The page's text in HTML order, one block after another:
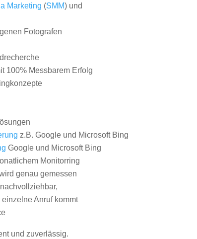
Marketing (SMM) und
Fotografen
100% Messbarem Erfolg
z.B. Google und Microsoft Bing
Google und Microsoft Bing
Monitorring
genau gemessen
Anruf kommt
und zuverlässig.